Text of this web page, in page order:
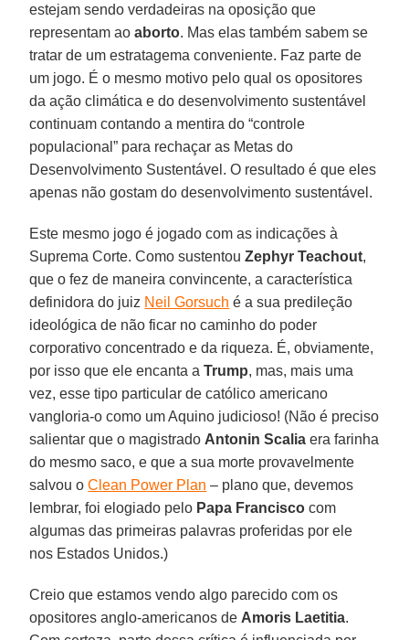
estejam sendo verdadeiras na oposição que
representam aoaborto. Mas elas também sabem se
tratar de um estratagema conveniente. Faz parte de
um jogo. É o mesmo motivo pelo qual os opositores
da ação climática e do desenvolvimento sustentável
continuam contando a mentira do “controle
populacional” para rechaçar as Metas do
Desenvolvimento Sustentável. O resultado é que eles
apenas não gostam do desenvolvimento sustentável.
Este mesmo jogo é jogado com as indicações à
Suprema Corte. Como sustentouZephyr Teachout,
que o fez de maneira convincente, a característica
definidora do juiz Neil Gorsuch é a sua predileção
ideológica de não ficar no caminho do poder
corporativo concentrado e da riqueza. É, obviamente,
por isso que ele encanta aTrump, mas, mais uma
vez, esse tipo particular de católico americano
vangloria-o como um Aquino judicioso! (Não é preciso
salientar que o magistrado Antonin Scalia era farinha
do mesmo saco, e que a sua morte provavelmente
salvou oClean Power Plan – plano que, devemos
lembrar, foi elogiado pelo Papa Francisco com
algumas das primeiras palavras proferidas por ele
nos Estados Unidos.)
Creio que estamos vendo algo parecido com os
opositores anglo-americanos de Amoris Laetitia.